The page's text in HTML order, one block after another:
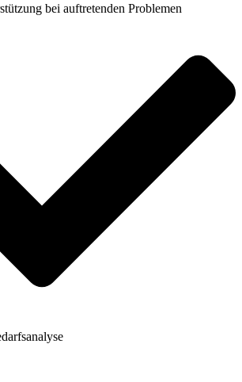
bei auftretenden Problemen